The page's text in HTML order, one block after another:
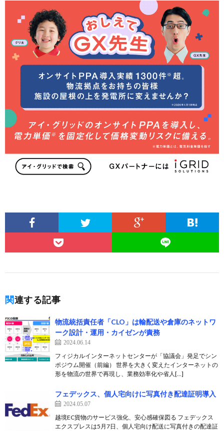
関連する記事
物流統括責任者「CLO」は輸配送や倉庫のネットワ
ーク設計・運用・カイゼンが責務
2024.06.14
フィジカルインターネットセンターが「協議会」発足でシン
ポジウム開催（前編） 世界を大きく変えたインターネットの
形を物流の世界で再現し、業務効率化や省人[…]
フェデックス、個人宅向けに写真付き配達証明導入
2024.05.07
越境EC貨物のサービス強化、安心感確保図る フェデックス
エクスプレスは5月7日、個人宅向け配送に写真付きの配達証